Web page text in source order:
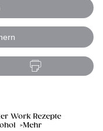
Work Rezepte
Mehr